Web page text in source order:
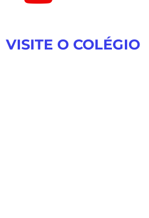
VISITE O COLÉGIO